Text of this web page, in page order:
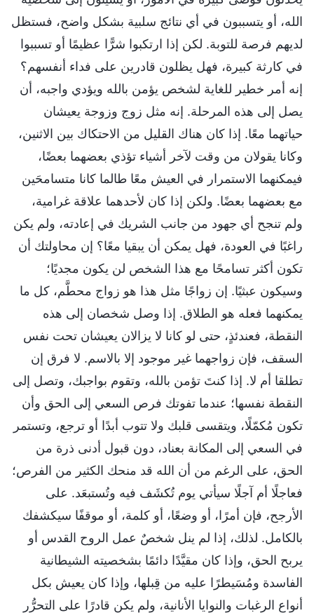
الله، أو يتسببون في أي نتائج سلبية بشكل واضح، فستظل
لديهم فرصة للتوبة. لكن إذا ارتكبوا شرًّا عظيمًا أو تسببوا
في كارثة كبيرة، فهل يظلون قادرين على فداء أنفسهم؟
إنه أمر خطير للغاية لشخص يؤمن بالله ويؤدي واجبه، أن
يصل إلى هذه المرحلة. إنه مثل زوج وزوجة يعيشان
حياتهما معًا. إذا كان هناك القليل من الاحتكاك بين الاثنين،
وكانا يقولان من وقت لآخر أشياء تؤذي بعضهما بعضًا،
فيمكنهما الاستمرار في العيش معًا طالما كانا متسامحَين
مع بعضهما بعضًا. ولكن إذا كان لأحدهما علاقة غرامية،
ولم تنجح أي جهود من جانب الشريك في إعادته، ولم يكن
راغبًا في العودة، فهل يمكن أن يبقيا معًا؟ إن محاولتك أن
تكون أكثر تسامحًا مع هذا الشخص لن يكون مجديًا؛
وسيكون عبثيًا. إن زواجًا مثل هذا هو زواج محطَّم، كل ما
يمكنهما فعله هو الطلاق. إذا وصل شخصان إلى هذه
النقطة، فعندئذٍ، حتى لو كانا لا يزالان يعيشان تحت نفس
السقف، فإن زواجهما غير موجود إلا بالاسم. لا فرق إن
تطلقا أم لا. إذا كنتَ تؤمن بالله، وتقوم بواجبك، وتصل إلى
النقطة نفسها؛ عندما تفوتك فرص السعي إلى الحق وأن
تكون مُكمّلًا، ويتقسى قلبك ولا تتوب أبدًا أو ترجع، وتستمر
في السعي إلى المكانة بعناد، دون قبول أدنى ذرة من
الحق، على الرغم من أن الله قد منحك الكثير من الفرص؛
فعاجلًا أم آجلًا سيأتي يوم تُكشَف فيه وتُستبعَد. على
الأرجح، فإن أمرًا، أو وضعًا، أو كلمة، أو موقفًا سيكشفك
بالكامل. لذلك، إذا لم ينل شخصٌ عمل الروح القدس أو
يربح الحق، وإذا كان مقيَّدًا دائمًا بشخصيته الشيطانية
الفاسدة ومُسَيطرًا عليه من قِبلها، وإذا كان يعيش بكل
أنواع الرغبات والنوايا الأنانية، ولم يكن قادرًا على التحرُّر